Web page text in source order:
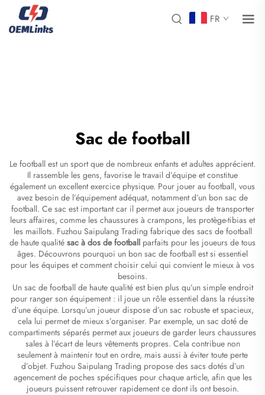
FR
Sac de football
Le football est un sport que de nombreux enfants et adultes apprécient.
Il rassemble les gens, favorise le travail d’équipe et constitue
également un excellent exercice physique. Pour jouer au football, vous
avez besoin de l’équipement adéquat, notamment d’un bon sac de
football. Ce sac est important car il permet aux joueurs de transporter
leurs affaires, comme les chaussures à crampons, les protège-tibias et
les maillots. Fuzhou Saipulang Trading fabrique des sacs de football
de haute qualité sac à dos de football parfaits pour les joueurs de tous
âges. Découvrons pourquoi un bon sac de football est si essentiel
pour les équipes et comment choisir celui qui convient le mieux à vos
besoins.
Un sac de football de haute qualité est bien plus qu’un simple endroit
pour ranger son équipement : il joue un rôle essentiel dans la réussite
d’une équipe. Lorsqu’un joueur dispose d’un sac robuste et spacieux,
cela lui permet de mieux s’organiser. Par exemple, un sac doté de
compartiments séparés permet aux joueurs de garder leurs chaussures
sales à l’écart de leurs vêtements propres. Cela contribue non
seulement à maintenir tout en ordre, mais aussi à éviter toute perte
d’objet. Fuzhou Saipulang Trading propose des sacs dotés d’un
agencement de poches spécifiques pour chaque article, afin que les
joueurs puissent retrouver rapidement ce dont ils ont besoin.